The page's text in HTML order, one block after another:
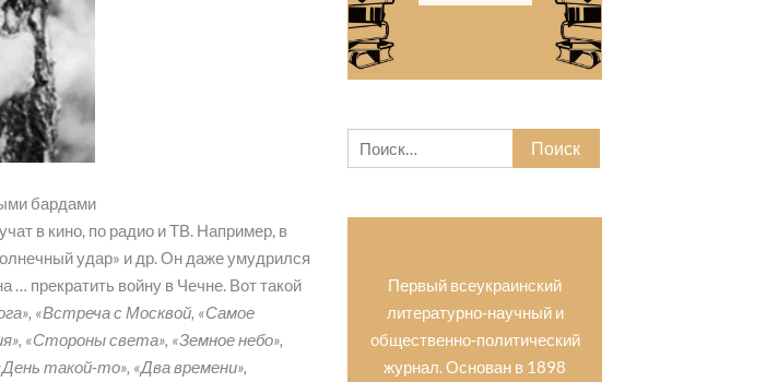
бардами
в кино, по радио и ТВ. Например, в
удар» и др. Он даже умудрился
… прекратить войну в Чечне. Вот такой
«Встреча с Москвой, «Самое
«Стороны света», «Земное небо»,
такой-то», «Два времени»,
Найти:
Первый всеукраинский
литературно-научный и
общественно-политический
журнал. Основан в 1898